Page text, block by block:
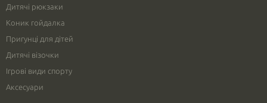
Дитячі рюкзаки
Коник гойдалка
Пригунці для дітей
Дитячі візочки
Ігрові види спорту
Аксесуари